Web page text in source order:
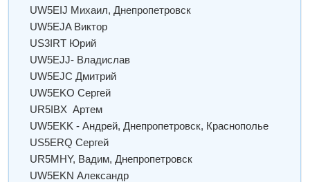
UW5EIJ Михаил, Днепропетровск
UW5EJA Виктор
US3IRT Юрий
UW5EJJ- Владислав
UW5EJC Дмитрий
UW5EKO Сергей
UR5IBX Артем
UW5EKK - Андрей, Днепропетровск, Краснополье
US5ERQ Сергей
UR5MHY, Вадим, Днепропетровск
UW5EKN Александр